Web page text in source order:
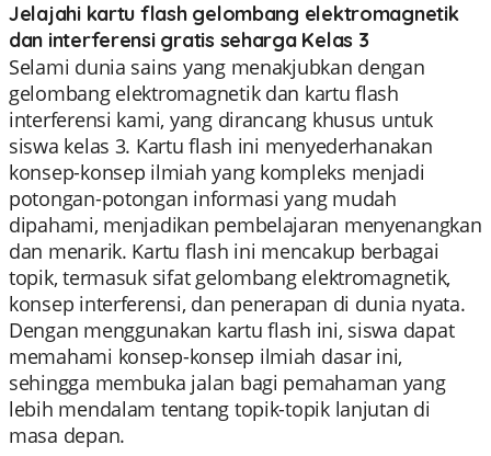
Jelajahi kartu flash gelombang elektromagnetik
dan interferensi gratis seharga Kelas 3
Selami dunia sains yang menakjubkan dengan
gelombang elektromagnetik dan kartu flash
interferensi kami, yang dirancang khusus untuk
siswa kelas 3. Kartu flash ini menyederhanakan
konsep-konsep ilmiah yang kompleks menjadi
potongan-potongan informasi yang mudah
dipahami, menjadikan pembelajaran menyenangkan
dan menarik. Kartu flash ini mencakup berbagai
topik, termasuk sifat gelombang elektromagnetik,
konsep interferensi, dan penerapan di dunia nyata.
Dengan menggunakan kartu flash ini, siswa dapat
memahami konsep-konsep ilmiah dasar ini,
sehingga membuka jalan bagi pemahaman yang
lebih mendalam tentang topik-topik lanjutan di
masa depan.